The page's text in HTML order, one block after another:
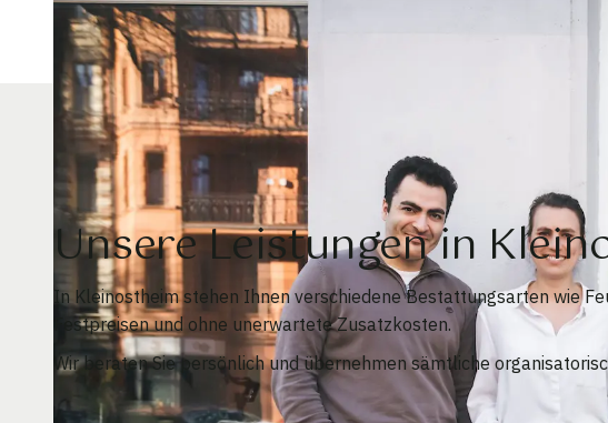
Unsere Leistungen in
In Kleinostheim stehen Ihnen verschiedene Bestattungsarten wie
Festpreisen und ohne unerwartete Zusatzkosten.
Wir beraten Sie persönlich und übernehmen sämtliche